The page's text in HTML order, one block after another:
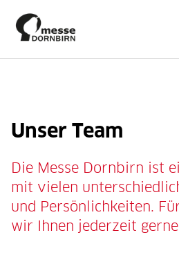
Unser Team
Die Messe Dornbirn ist
mit vielen
und Persönlichkeiten.
wir Ihnen jederzeit